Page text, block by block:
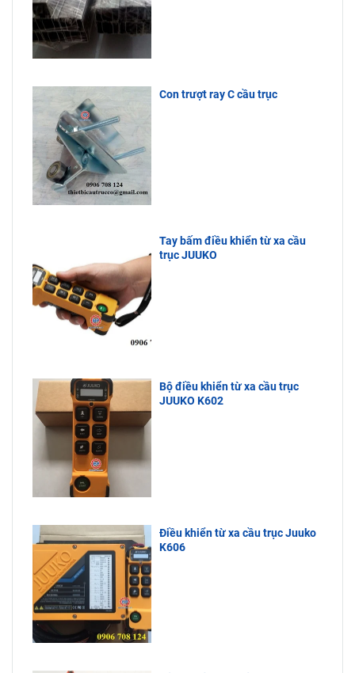
Con trượt ray C cầu trục
Tay bấm điều khiển từ xa cầu
trục JUUKO
Bộ điều khiển từ xa cầu trục
JUUKO K602
Điều khiển từ xa cầu trục Juuko
K606